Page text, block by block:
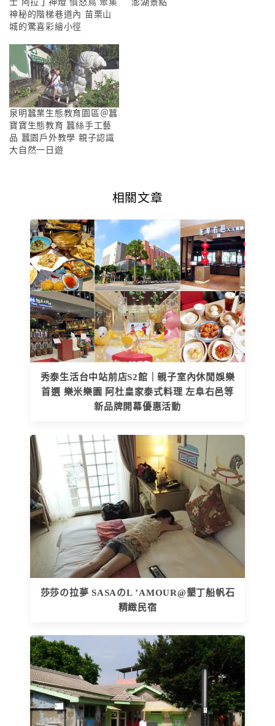
士 阿拉丁神燈 憤怒鳥 聚集
神秘的階梯巷道內 苗栗山
城的驚喜彩繪小徑
澎湖景點
泉明蠶業生態教育園區＠蠶
寶寶生態教育 蠶絲手工藝
品 蠶園戶外教學 親子認識
大自然一日遊
相關文章
秀泰生活台中站前店S2館｜親子室內休閒娛樂
首選 樂米樂園 阿杜皇家泰式料理 左阜右邑等
新品牌開幕優惠活動
莎莎の拉夢 SASAのL ’AMOUR@墾丁船帆石
精緻民宿